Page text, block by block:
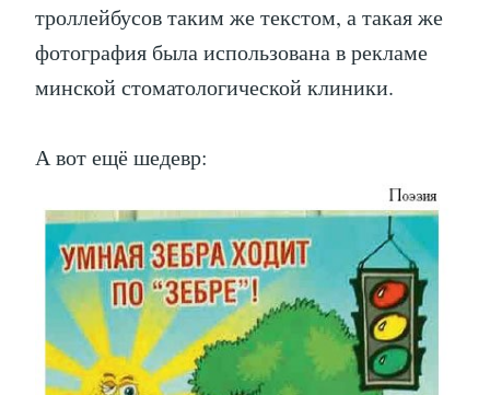
троллейбусов таким же текстом, а такая же
фотография была использована в рекламе
минской стоматологической клиники.
А вот ещё шедевр: